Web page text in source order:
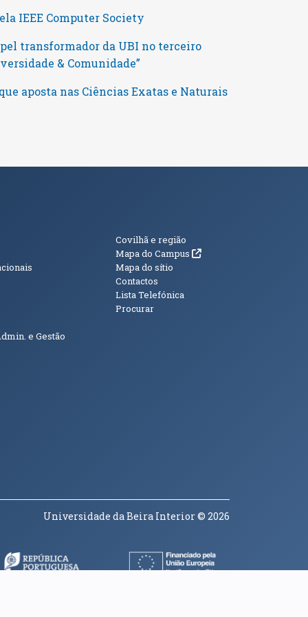
IEEE Computer Society
transformador da UBI no terceiro
& Comunidade”
aposta nas Ciências Exatas e Naturais
e Gestão
Informações
Covilhã e região
Mapa do Campus (abre em nova janela)
Mapa do sítio
Contactos
Lista Telefónica
Procurar
Universidade da Beira Interior© 2026
janela) (abre em nova janela)